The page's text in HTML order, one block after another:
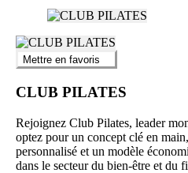
Mettre en favoris
CLUB PILATES
Rejoignez Club Pilates, leader
optez pour un concept clé en
personnalisé et un modèle
dans le secteur du bien-être et du